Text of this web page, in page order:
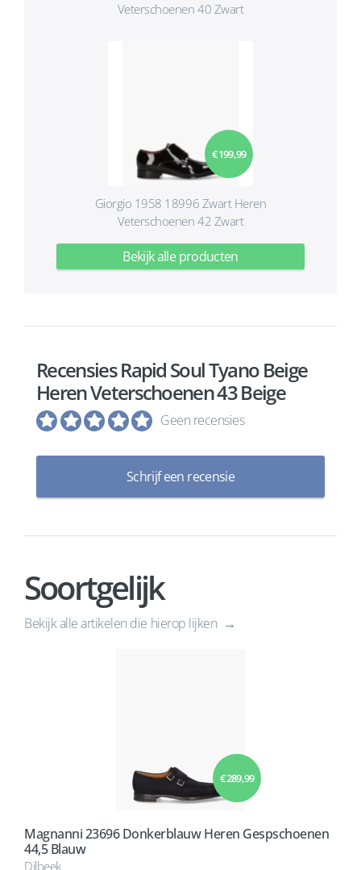
Veterschoenen 40 Zwart
€ 199,99
Giorgio 1958 18996 Zwart Heren
Veterschoenen 42 Zwart
Bekijk alle producten
Recensies Rapid Soul Tyano Beige
Heren Veterschoenen 43 Beige
Geen recensies
Schrijf een recensie
Soortgelijk
Bekijk alle artikelen die hierop lijken
€ 289,99
Magnanni 23696 Donkerblauw Heren Gespschoenen
44,5 Blauw
Dilbeek